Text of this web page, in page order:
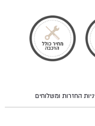
החזרות ומשלוחים